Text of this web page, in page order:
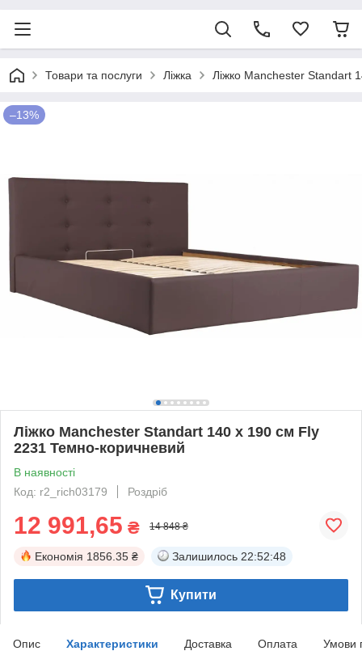
Товари та послуги Ліжка Ліжко Manchester Standart
–13%
Ліжко Manchester Standart 140 х 190 см Fly
2231 Темно-коричневий
В наявності
Код: r2_rich03179
Роздріб
12 991,65 ₴ 14 848 ₴
Економія 1856.35 ₴ Залишилось 22:52:48
Купити
Опис Характеристики Доставка Оплата Умови